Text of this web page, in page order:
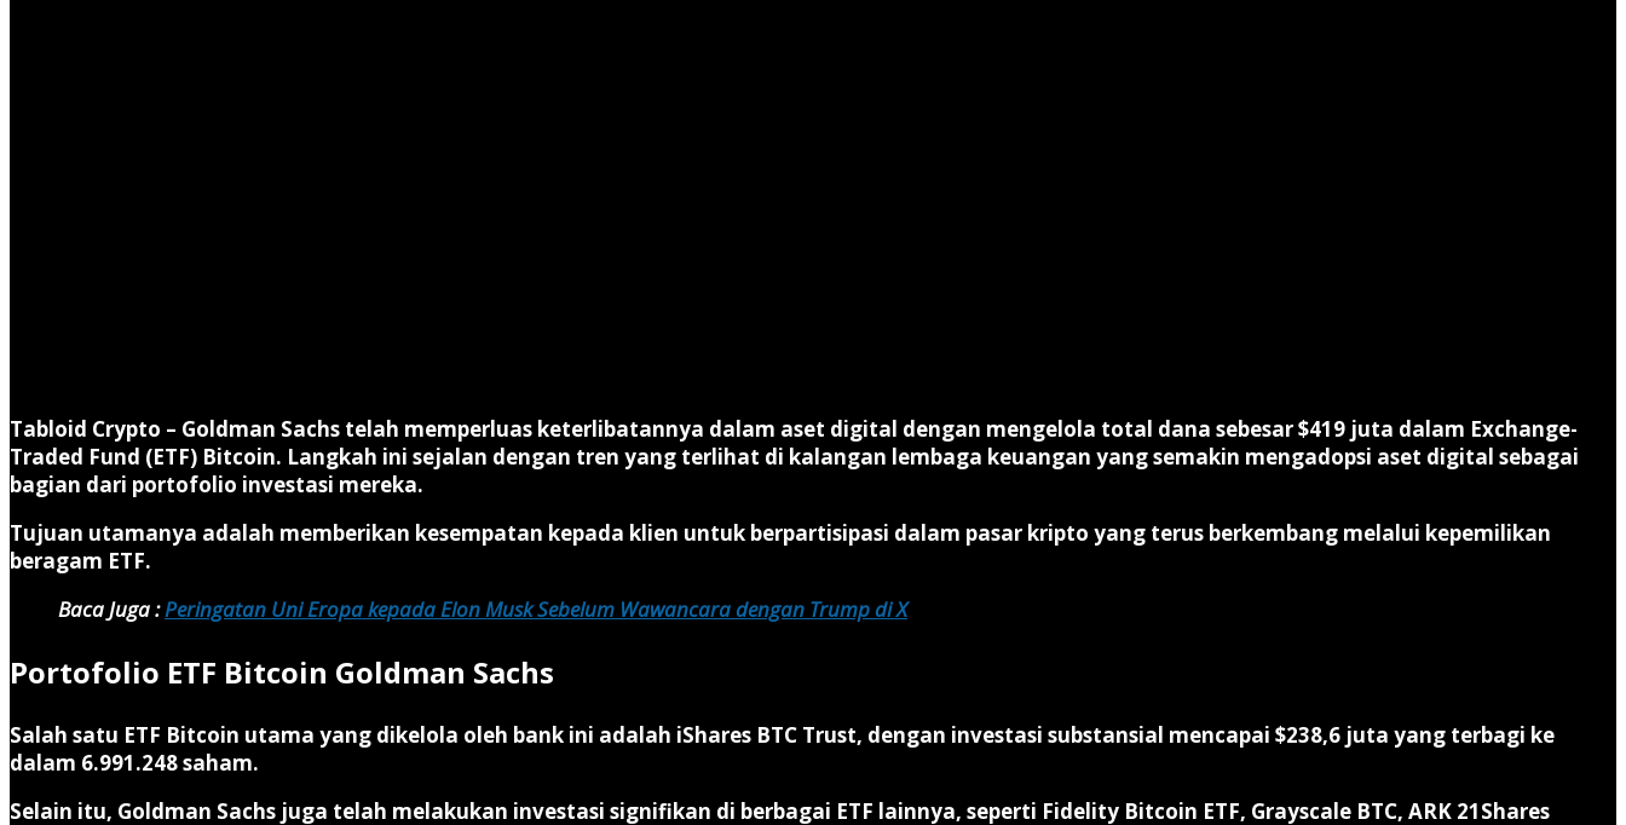
Tabloid Crypto – Goldman Sachs telah memperluas keterlibatannya dalam aset digital dengan mengelola total dana sebesar $419 juta dalam Exchange-
Traded Fund (ETF) Bitcoin. Langkah ini sejalan dengan tren yang terlihat di kalangan lembaga keuangan yang semakin mengadopsi aset digital sebagai
bagian dari portofolio investasi mereka.
Tujuan utamanya adalah memberikan kesempatan kepada klien untuk berpartisipasi dalam pasar kripto yang terus berkembang melalui kepemilikan
beragam ETF.
Baca Juga :Peringatan Uni Eropa kepada Elon Musk Sebelum Wawancara dengan Trump di X
Portofolio ETF Bitcoin Goldman Sachs
Salah satu ETF Bitcoin utama yang dikelola oleh bank ini adalah iShares BTC Trust, dengan investasi substansial mencapai $238,6 juta yang terbagi ke
dalam 6.991.248 saham.
Selain itu, Goldman Sachs juga telah melakukan investasi signifikan di berbagai ETF lainnya, seperti Fidelity Bitcoin ETF, Grayscale BTC, ARK 21Shares